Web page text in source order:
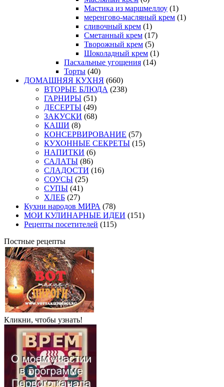
Мастика из маршмеллоу (1)
меренгово-масляный крем (1)
сливочный крем (1)
Сметанный крем (17)
Творожный крем (5)
Шоколадный крем (1)
Пасхальные угощения (14)
Торты (40)
ДОМАШНЯЯ КУХНЯ (660)
ВТОРЫЕ БЛЮДА (238)
ГАРНИРЫ (51)
ДЕСЕРТЫ (49)
ЗАКУСКИ (68)
КАШИ (8)
КОНСЕРВИРОВАНИЕ (57)
КУХОННЫЕ СЕКРЕТЫ (15)
НАПИТКИ (6)
САЛАТЫ (86)
СЛАДОСТИ (16)
СОУСЫ (25)
СУПЫ (41)
ХЛЕБ (27)
Кухни народов МИРА (78)
МОИ КУЛИНАРНЫЕ ИДЕИ (151)
Рецепты посетителей (115)
Постные рецепты
Кликни, чтобы узнать!